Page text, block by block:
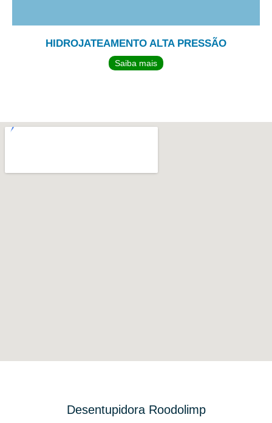
HIDROJATEAMENTO ALTA PRESSÃO
Saiba mais
Desentupidora Roodolimp